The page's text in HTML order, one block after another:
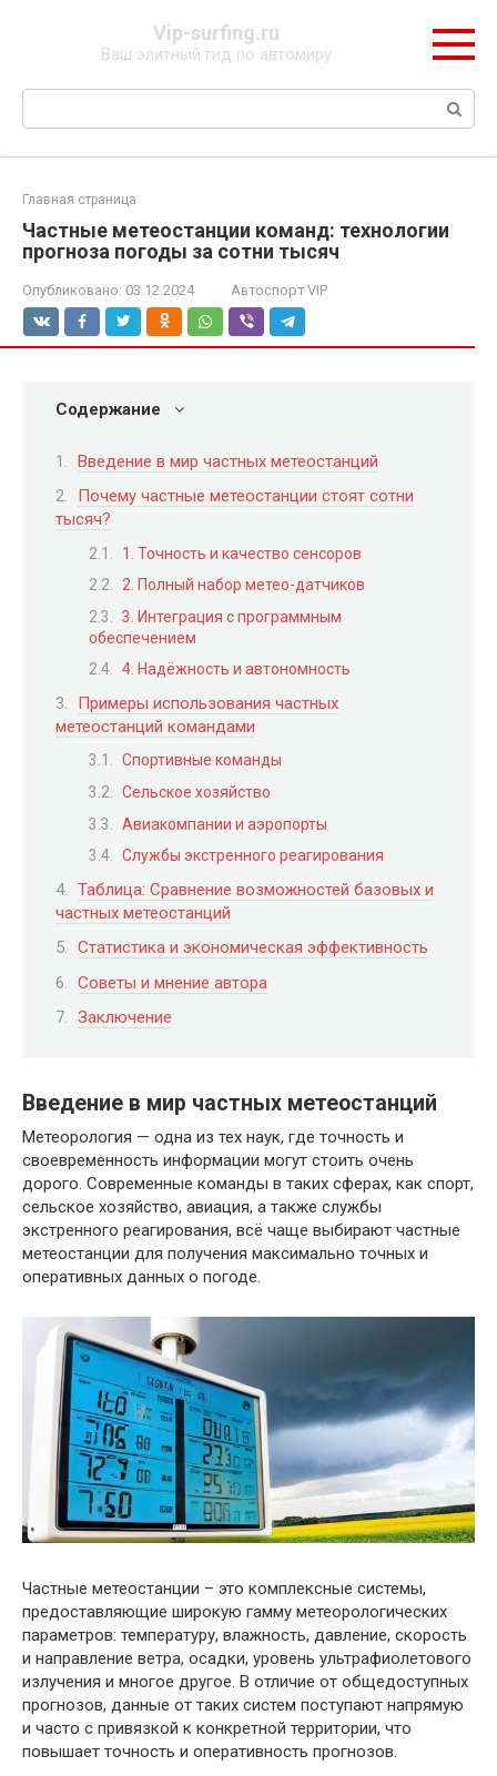
Vip-surfing.ru
Ваш элитный гид по автомиру
Поиск:
Главная страница
Частные метеостанции команд: технологии
прогноза погоды за сотни тысяч
Опубликовано: 03.12.2024 Автоспорт VIP
Содержание
Введение в мир частных метеостанций
Почему частные метеостанции стоят сотни
тысяч?
1. Точность и качество сенсоров
2. Полный набор метео-датчиков
3. Интеграция с программным
обеспечением
4. Надёжность и автономность
Примеры использования частных
метеостанций командами
Спортивные команды
Сельское хозяйство
Авиакомпании и аэропорты
Службы экстренного реагирования
Таблица: Сравнение возможностей базовых и
частных метеостанций
Статистика и экономическая эффективность
Советы и мнение автора
Заключение
Введение в мир частных метеостанций
Метеорология — одна из тех наук, где точность и
своевременность информации могут стоить очень
дорого. Современные команды в таких сферах, как спорт,
сельское хозяйство, авиация, а также службы
экстренного реагирования, всё чаще выбирают частные
метеостанции для получения максимально точных и
оперативных данных о погоде.
Частные метеостанции – это комплексные системы,
предоставляющие широкую гамму метеорологических
параметров: температуру, влажность, давление, скорость
и направление ветра, осадки, уровень ультрафиолетового
излучения и многое другое. В отличие от общедоступных
прогнозов, данные от таких систем поступают напрямую
и часто с привязкой к конкретной территории, что
повышает точность и оперативность прогнозов.